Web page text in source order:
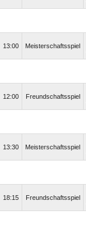
13:00 Meisterschaftsspiel
12:00 Freundschaftsspiel
13:30 Meisterschaftsspiel
18:15 Freundschaftsspiel